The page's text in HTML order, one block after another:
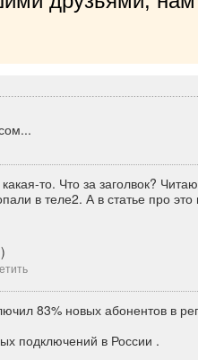
в теле2. А в статье про это
83% новых абонентов в